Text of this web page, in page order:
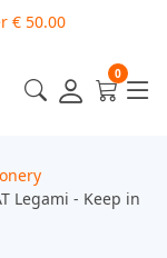
€ 50.00
0
Legami - Keep in